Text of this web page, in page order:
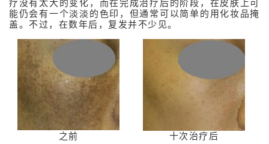
脱除表层微血管
脱除胎记
彩光
二极光
聚焦超声波 (超声刀 / HIFU)
疗没有太大的变化，而在完成治疗后的阶段，在皮肤上可
能仍会有一个淡淡的色印，但通常可以简单的用化妆品掩
盖。不过，在数年后，复发并不少见。
之前 十次治疗后